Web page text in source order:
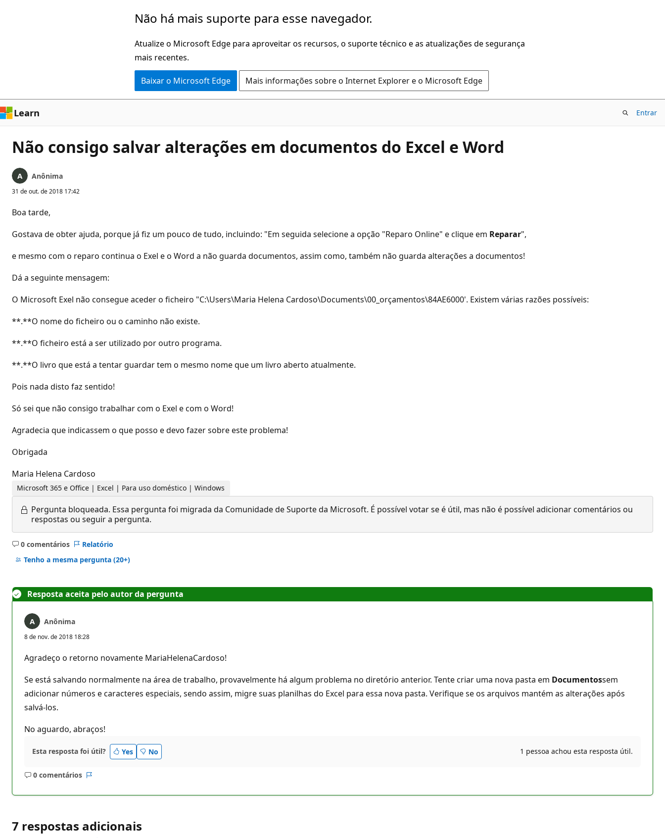
Não há mais suporte para esse navegador.
Atualize o Microsoft Edge para aproveitar os recursos, o suporte técnico e as atualizações de segurança
mais recentes.
Baixar o Microsoft Edge Mais informações sobre o Internet Explorer e o Microsoft Edge
Learn Entrar
Não consigo salvar alterações em documentos do Excel e Word
Anônima
31 de out. de 2018 17:42
Boa tarde,
Gostava de obter ajuda, porque já fiz um pouco de tudo, incluindo: "Em seguida selecione a opção "Reparo Online" e clique em Reparar",
e mesmo com o reparo continua o Exel e o Word a não guarda documentos, assim como, também não guarda alterações a documentos!
Dá a seguinte mensagem:
O Microsoft Exel não consegue aceder o ficheiro "C:\Users\Maria Helena Cardoso\Documents\00_orçamentos\84AE6000'. Existem várias razões possíveis:
**.**O nome do ficheiro ou o caminho não existe.
**.**O ficheiro está a ser utilizado por outro programa.
**.**O livro que está a tentar guardar tem o mesmo nome que um livro aberto atualmente.
Pois nada disto faz sentido!
Só sei que não consigo trabalhar com o Exel e com o Word!
Agradecia que indicassem o que posso e devo fazer sobre este problema!
Obrigada
Maria Helena Cardoso
Microsoft 365 e Office | Excel | Para uso doméstico | Windows
Pergunta bloqueada. Essa pergunta foi migrada da Comunidade de Suporte da Microsoft. É possível votar se é útil, mas não é possível adicionar comentários ou
respostas ou seguir a pergunta.
0 comentários
Sem
comentários
Relatório
Tenho a mesma pergunta (20+)
Resposta aceita pelo autor da pergunta
Anônima
8 de nov. de 2018 18:28
Agradeço o retorno novamente MariaHelenaCardoso!
Se está salvando normalmente na área de trabalho, provavelmente há algum problema no diretório anterior. Tente criar uma nova pasta em Documentossem
adicionar números e caracteres especiais, sendo assim, migre suas planilhas do Excel para essa nova pasta. Verifique se os arquivos mantém as alterações após
salvá-los.
No aguardo, abraços!
Esta resposta foi útil? Yes No 1 pessoa achou esta resposta útil.
0 comentários
Sem
7 respostas adicionais